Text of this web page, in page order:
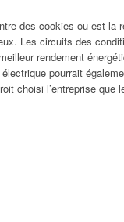
des cookies ou est la
Les circuits des
rendement
pourrait
choisi l’entreprise que